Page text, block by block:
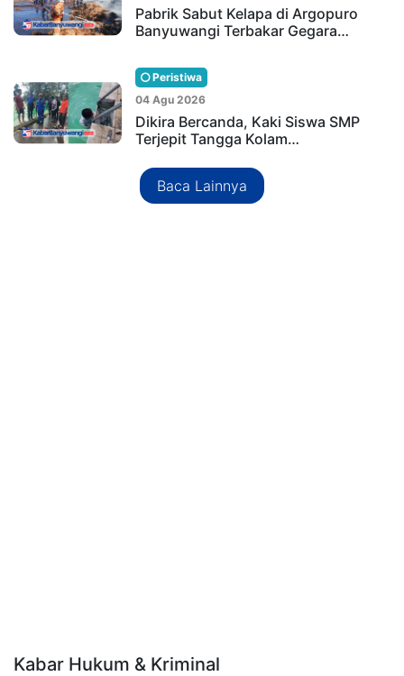
Pabrik Sabut Kelapa di Argopuro
Banyuwangi Terbakar Gegara…
Peristiwa
04 Agu 2026
Dikira Bercanda, Kaki Siswa SMP
Terjepit Tangga Kolam…
Baca Lainnya
Kabar Hukum & Kriminal